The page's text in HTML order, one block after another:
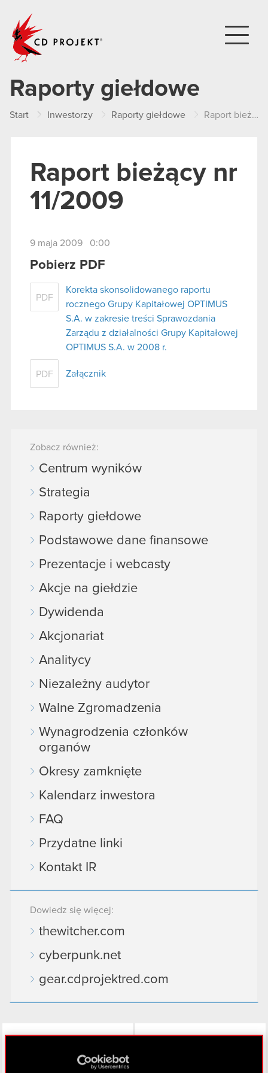
Raporty giełdowe
Start Inwestorzy Raporty giełdowe Raport bieżący nr 11/2009
Raport bieżący nr
11/2009
9 maja 2009 0:00
Pobierz PDF
PDF
Korekta skonsolidowanego raportu
rocznego Grupy Kapitałowej OPTIMUS
S.A. w zakresie treści Sprawozdania
Zarządu z działalności Grupy Kapitałowej
OPTIMUS S.A. w 2008 r.
PDF Załącznik
Zobacz również:
Centrum wyników
Strategia
Raporty giełdowe
Podstawowe dane finansowe
Prezentacje i webcasty
Akcje na giełdzie
Dywidenda
Akcjonariat
Analitycy
Niezależny audytor
Walne Zgromadzenia
Wynagrodzenia członków
organów
Okresy zamknięte
Kalendarz inwestora
FAQ
Przydatne linki
Kontakt IR
Dowiedz się więcej:
thewitcher.com
cyberpunk.net
gear.cdprojektred.com
LinkedIn